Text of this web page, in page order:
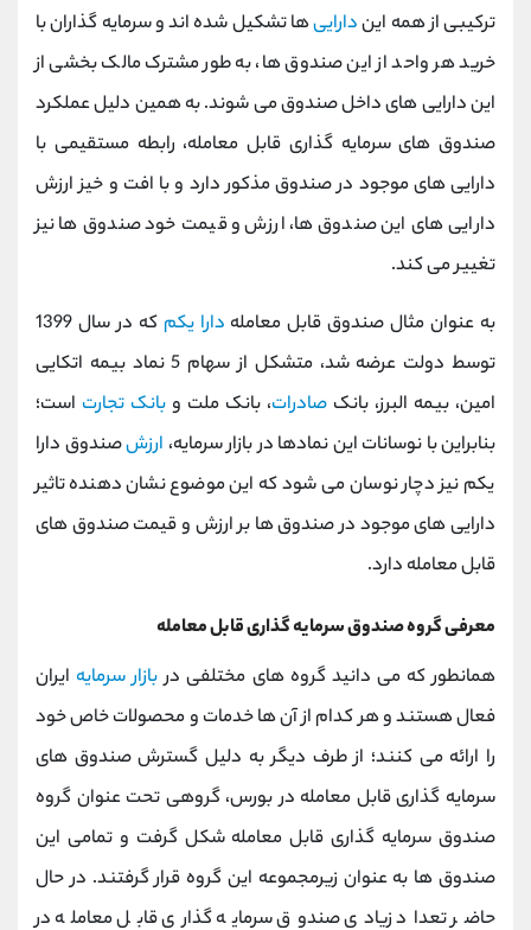
ترکیبی از همه اینداراییها تشکیل شده اند و سرمایه گذاران با
خرید هر واحد از این صندوق ها، به طور مشترک مالک بخشی از
این دارایی های داخل صندوق می شوند. به همین دلیل عملکرد
صندوق های سرمایه گذاری قابل معامله، رابطه مستقیمی با
دارایی های موجود در صندوق مذکور دارد و با افت و خیز ارزش
دارایی های این صندوق ها، ارزش و قیمت خود صندوق ها نیز
تغییر می کند.
به عنوان مثال صندوق قابل معامله دارا یکم
که در سال 1399
توسط دولت عرضه شد، متشکل از سهام 5 نماد بیمه اتکایی
امین، بیمه البرز، بانک صادرات، بانک ملت و بانک تجارت است؛
بنابراین با نوسانات این نمادها در بازار سرمایه، ارزشصندوق دارا
یکم نیز دچار نوسان می شود که این موضوع نشان دهنده تاثیر
دارایی های موجود در صندوق ها بر ارزش و قیمت صندوق های
قابل معامله دارد.
معرفی گروه صندوق سرمایه گذاری قابل معامله
همانطور که می دانید گروه های مختلفی دربازار سرمایه ایران
فعال هستند و هر کدام از آن ها خدمات و محصولات خاص خود
را ارائه می کنند؛ از طرف دیگر به دلیل گسترش صندوق های
سرمایه گذاری قابل معامله در بورس، گروهی تحت عنوان گروه
صندوق سرمایه گذاری قابل معامله شکل گرفت و تمامی این
صندوق ها به عنوان زیرمجموعه این گروه قرار گرفتند. در حال
حاضر تعداد زیادی صندوق سرمایه گذاری قابل معامله در